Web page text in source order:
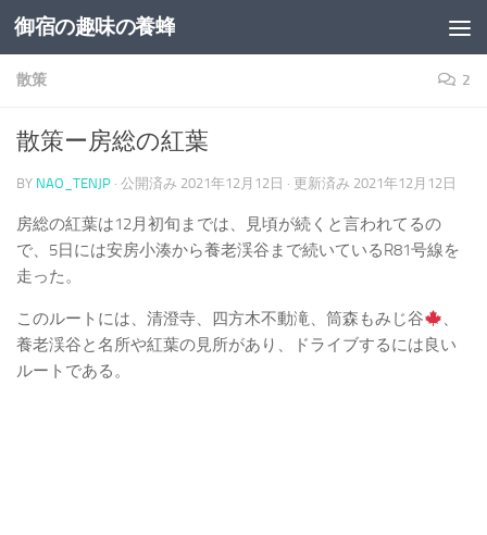
コンテンツへスキップ
御宿の趣味の養蜂
散策 2
散策ー房総の紅葉
BY NAO_TENJP · 公開済み 2021年12月12日 · 更新済み 2021年12月12日
房総の紅葉は12月初旬までは、見頃が続くと言われてるの
で、5日には安房小湊から養老渓谷まで続いているR81号線を
走った。
このルートには、清澄寺、四方木不動滝、筒森もみじ谷
、
養老渓谷と名所や紅葉の見所があり、ドライブするには良い
ルートである。